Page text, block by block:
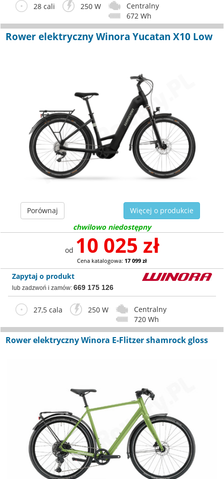
28 cali 250 W
Centralny
672 Wh
Rower elektryczny Winora Yucatan X10 Low
Porównaj
Więcej o produkcie
chwilowo niedostępny
od 10 025 zł
Cena katalogowa: 17 099 zł
Zapytaj o produkt
lub zadzwoń i zamów: 669 175 126
27,5 cala 250 W
Centralny
720 Wh
Rower elektryczny Winora E-Flitzer shamrock gloss